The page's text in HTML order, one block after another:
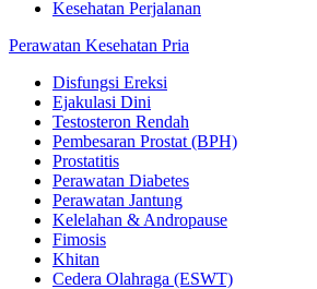
Kesehatan Perjalanan
Perawatan Kesehatan Pria
Disfungsi Ereksi
Ejakulasi Dini
Testosteron Rendah
Pembesaran Prostat (BPH)
Prostatitis
Perawatan Diabetes
Perawatan Jantung
Kelelahan & Andropause
Fimosis
Khitan
Cedera Olahraga (ESWT)